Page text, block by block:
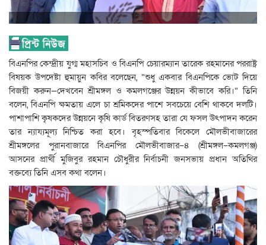
বিএনপির কেন্দ্রীয় যুগ্ম মহাসচিব ও বিএনপি চেয়ারম্যান তারেক রহমানের পররাষ্ট্র
বিষয়ক উপদেষ্টা হুমায়ুন কবির বলেছেন, “শুধু একবার বিএনপিকে ভোট দিয়ে
বিজয়ী করুন—দেখবেন শ্রীমঙ্গল ও কমলগঞ্জের উন্নয়ন কীভাবে করি।” তিনি
বলেন, বিএনপি ক্ষমতায় এলে চা শ্রমিকদের পাশে সবচেয়ে বেশি থাকবে দলটি।
পাশাপাশি কৃষকদের উন্নয়নে কৃষি কার্ড বিতরণসহ তারা যে ফসল উৎপাদন করেন
তার ন্যায্যমূল্য নিশ্চিত করা হবে। বৃহস্পতিবার বিকেলে মৌলভীবাজারের
শ্রীমঙ্গলের পুরানবাজারে বিএনপির মৌলভীবাজার–৪ (শ্রীমঙ্গল–কমলগঞ্জ)
আসনের প্রার্থী মুজিবুর রহমান চৌধুরীর নির্বাচনী জনসভায় প্রধান অতিথির
বক্তব্যে তিনি এসব কথা বলেন।